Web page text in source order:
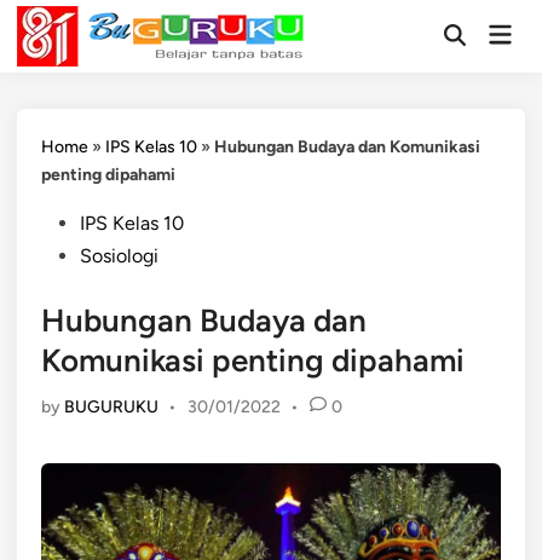
Skip
content
OpenMain
Home » IPS Kelas 10 » Hubungan Budaya dan Komunikasi
penting dipahami
PostedIPS Kelas 10
Sosiologi
Hubungan Budaya dan
Komunikasi penting dipahami
by BUGURUKU • 30/01/2022 • 0